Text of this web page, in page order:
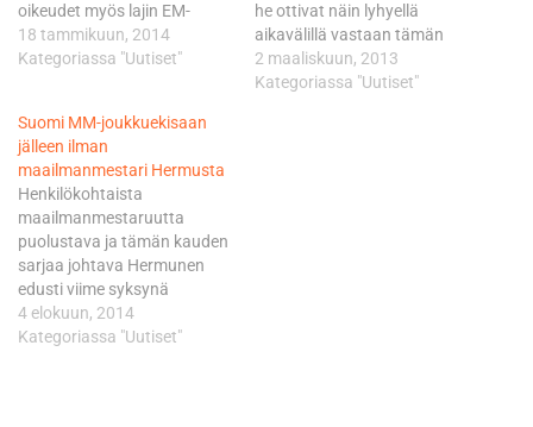
oikeudet myös lajin EM-
sarjan ja MM-
joukkuekilpailun osalta.
on aiemmin toiminut
Youthstreamin vuoden 2011
marraskuussa perustaman
ja supermotoa isännöineen
Youthstream Event-yhtiön
johdossa. Boccadolce on
pitänyt myös supermoton
Italian sarjan nyörejä
hallussaan. Supermoton
hallitseva maailmanmesteri…
18 tammikuun, 2014
Kategoriassa "Uutiset"
he ottivat näin lyhyellä
aikavälillä vastaan tämän
haasteen, tai paremminkin
mahdollisuuden. Ainahan
2 maaliskuun, 2013
Kategoriassa "Uutiset"
Suomi MM-joukkuekisaan
jälleen ilman
maailmanmestari Hermusta
Henkilökohtaista
maailmanmestaruutta
puolustava ja tämän kauden
sarjaa johtava Hermunen
edusti viime syksynä
joukkuekisassa hopealle
päätynyttä Bulgariaa.
4 elokuun, 2014
Kategoriassa "Uutiset"